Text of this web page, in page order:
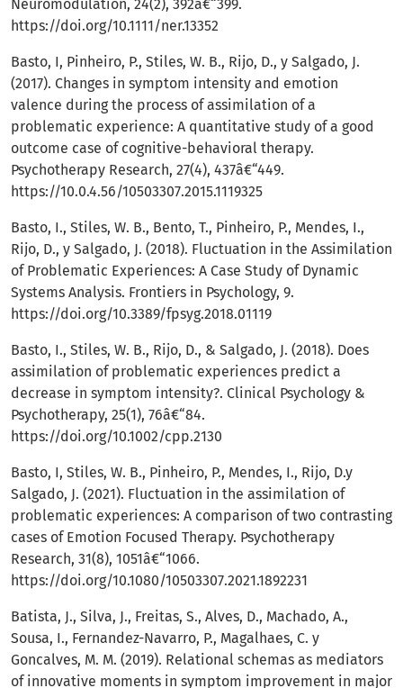
Neuromodulation, 24(2), 392â€“399.
https://doi.org/10.1111/ner.13352
Basto, I, Pinheiro, P., Stiles, W. B., Rijo, D., y Salgado, J.
(2017). Changes in symptom intensity and emotion
valence during the process of assimilation of a
problematic experience: A quantitative study of a good
outcome case of cognitive-behavioral therapy.
Psychotherapy Research, 27(4), 437â€“449.
https://10.0.4.56/10503307.2015.1119325
Basto, I., Stiles, W. B., Bento, T., Pinheiro, P., Mendes, I.,
Rijo, D., y Salgado, J. (2018). Fluctuation in the Assimilation
of Problematic Experiences: A Case Study of Dynamic
Systems Analysis. Frontiers in Psychology, 9.
https://doi.org/10.3389/fpsyg.2018.01119
Basto, I., Stiles, W. B., Rijo, D., & Salgado, J. (2018). Does
assimilation of problematic experiences predict a
decrease in symptom intensity?. Clinical Psychology &
Psychotherapy, 25(1), 76â€“84.
https://doi.org/10.1002/cpp.2130
Basto, I, Stiles, W. B., Pinheiro, P., Mendes, I., Rijo, D.y
Salgado, J. (2021). Fluctuation in the assimilation of
problematic experiences: A comparison of two contrasting
cases of Emotion Focused Therapy. Psychotherapy
Research, 31(8), 1051â€“1066.
https://doi.org/10.1080/10503307.2021.1892231
Batista, J., Silva, J., Freitas, S., Alves, D., Machado, A.,
Sousa, I., Fernandez-Navarro, P., Magalhaes, C. y
Goncalves, M. M. (2019). Relational schemas as mediators
of innovative moments in symptom improvement in major